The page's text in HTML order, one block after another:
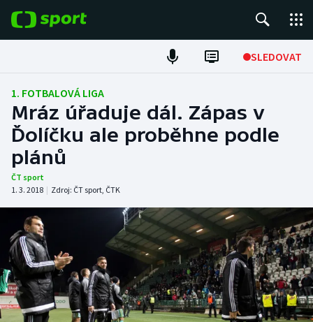
SLEDOVAT
Fotbal
Hokej
Tenis
Atletika
Cyklistika
DALŠÍ SPORTY
Americký fotbal
NEPŘEHLÉDNĚTE
1. FOTBALOVÁ LIGA
Mráz úřaduje dál. Zápas v
Ďolíčku ale proběhne podle
plánů
ČT sport
1. 3. 2018 | Zdroj: ČT sport, ČTK